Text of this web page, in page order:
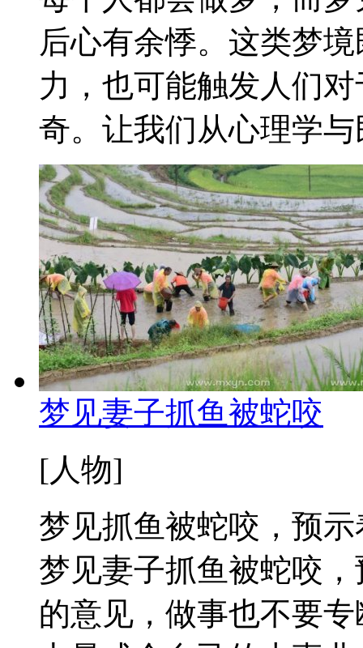
后心有余悸。这类梦
力，也可能触发人们
奇。让我们从心理学
梦见妻子抓鱼被蛇咬
[人物]
梦见抓鱼被蛇咬，预
梦见妻子抓鱼被蛇咬
的意见，做事也不要